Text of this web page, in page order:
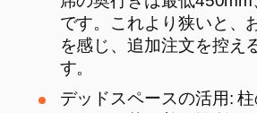
です。これより狭いと、
を感じ、追加注文を控え
す。
デッドスペースの活用: